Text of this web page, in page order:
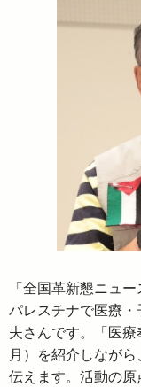
「全国革新懇ニュ
パレスチナで医療
夫さんです。「医
月）を紹介しなが
伝えます。活動の